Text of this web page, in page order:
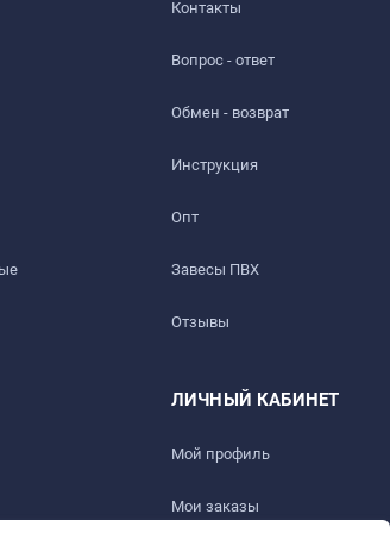
запах. Перед
Контакты
Вопрос - ответ
Обмен - возврат
Инструкция
Опт
Завесы ПВХ
Отзывы
ЛИЧНЫЙ КАБИНЕТ
Мой профиль
Мои заказы